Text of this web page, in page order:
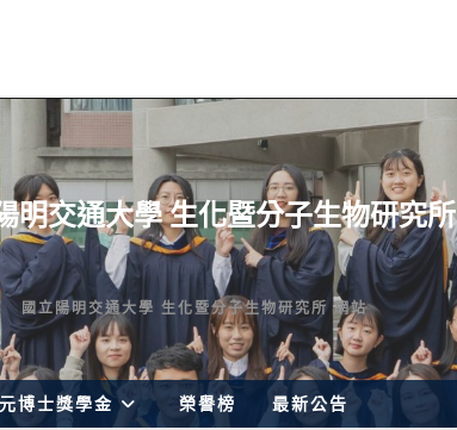
明交通大學 生化暨分子生物研究所
國立陽明交通大學 生化暨分子生物研究所 網站
博士獎學金 榮譽榜 最新公告